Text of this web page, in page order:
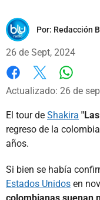
Por: Redacción
26 de Sept, 2024
Facebook
X
Actualizado: 26 de
El tour de Shakira
regreso de la
años.
Si bien se había
Estados Unidos en
colombianas suenan